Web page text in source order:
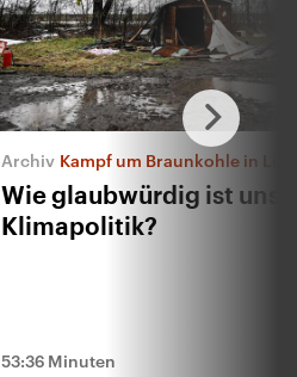
Kampf um Braunkohle in
Wie glaubwürdig ist
Klimapolitik?
53:36 Minuten